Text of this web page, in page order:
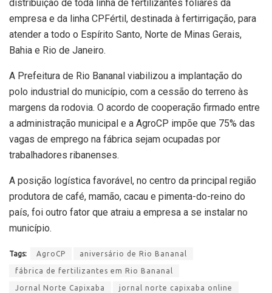
distribuição de toda linha de fertilizantes foliares da
empresa e da linha CPFértil, destinada à fertirrigação, para
atender a todo o Espírito Santo, Norte de Minas Gerais,
Bahia e Rio de Janeiro.
A Prefeitura de Rio Bananal viabilizou a implantação do
polo industrial do município, com a cessão do terreno às
margens da rodovia. O acordo de cooperação firmado entre
a administração municipal e a AgroCP impõe que 75% das
vagas de emprego na fábrica sejam ocupadas por
trabalhadores ribanenses.
A posição logística favorável, no centro da principal região
produtora de café, mamão, cacau e pimenta-do-reino do
país, foi outro fator que atraiu a empresa a se instalar no
município.
Tags: AgroCP aniversário de Rio Bananal
fábrica de fertilizantes em Rio Bananal
Jornal Norte Capixaba jornal norte capixaba online